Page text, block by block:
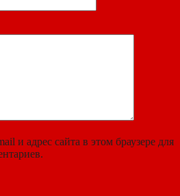
и адрес сайта в этом браузере для